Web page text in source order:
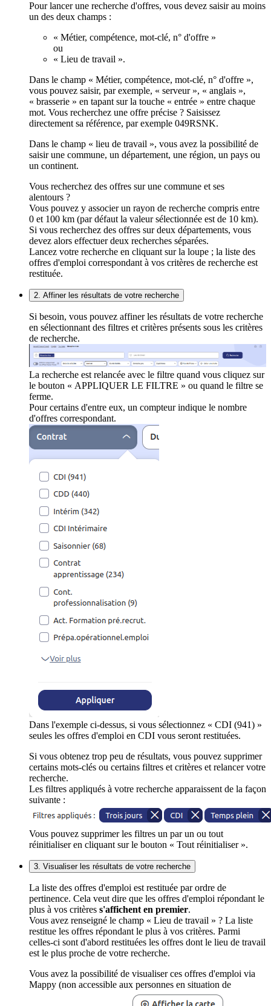
Pour lancer une recherche d'offres, vous devez saisir au moins
un des deux champs :
« Métier, compétence, mot-clé, n° d'offre »
ou
« Lieu de travail ».
Dans le champ « Métier, compétence, mot-clé, n° d'offre »,
vous pouvez saisir, par exemple, « serveur », « anglais »,
« brasserie » en tapant sur la touche « entrée » entre chaque
mot. Vous recherchez une offre précise ? Saisissez
directement sa référence, par exemple 049RSNK.
Dans le champ « lieu de travail », vous avez la possibilité de
saisir une commune, un département, une région, un pays ou
un continent.
Vous recherchez des offres sur une commune et ses
alentours ?
Vous pouvez y associer un rayon de recherche compris entre
0 et 100 km (par défaut la valeur sélectionnée est de 10 km).
Si vous recherchez des offres sur deux départements, vous
devez alors effectuer deux recherches séparées.
Lancez votre recherche en cliquant sur la loupe ; la liste des
offres d'emploi correspondant à vos critères de recherche est
restituée.
2. Affiner les résultats de votre recherche
Si besoin, vous pouvez affiner les résultats de votre recherche
en sélectionnant des filtres et critères présents sous les critères
de recherche.
La recherche est relancée avec le filtre quand vous cliquez sur
le bouton « APPLIQUER LE FILTRE » ou quand le filtre se
ferme.
Pour certains d'entre eux, un compteur indique le nombre
d'offres correspondant.
Dans l'exemple ci-dessus, si vous sélectionnez « CDI (941) »
seules les offres d'emploi en CDI vous seront restituées.
Si vous obtenez trop peu de résultats, vous pouvez supprimer
certains mots-clés ou certains filtres et critères et relancer votre
recherche.
Les filtres appliqués à votre recherche apparaissent de la façon
suivante :
Vous pouvez supprimer les filtres un par un ou tout
réinitialiser en cliquant sur le bouton « Tout réinitialiser ».
3. Visualiser les résultats de votre recherche
La liste des offres d'emploi est restituée par ordre de
pertinence. Cela veut dire que les offres d'emploi répondant le
plus à vos critères s'affichent en premier.
Vous avez renseigné le champ « Lieu de travail » ? La liste
restitue les offres répondant le plus à vos critères. Parmi
celles-ci sont d'abord restituées les offres dont le lieu de travail
est le plus proche de votre recherche.
Vous avez la possibilité de visualiser ces offres d'emploi via
Mappy (non accessible aux personnes en situation de